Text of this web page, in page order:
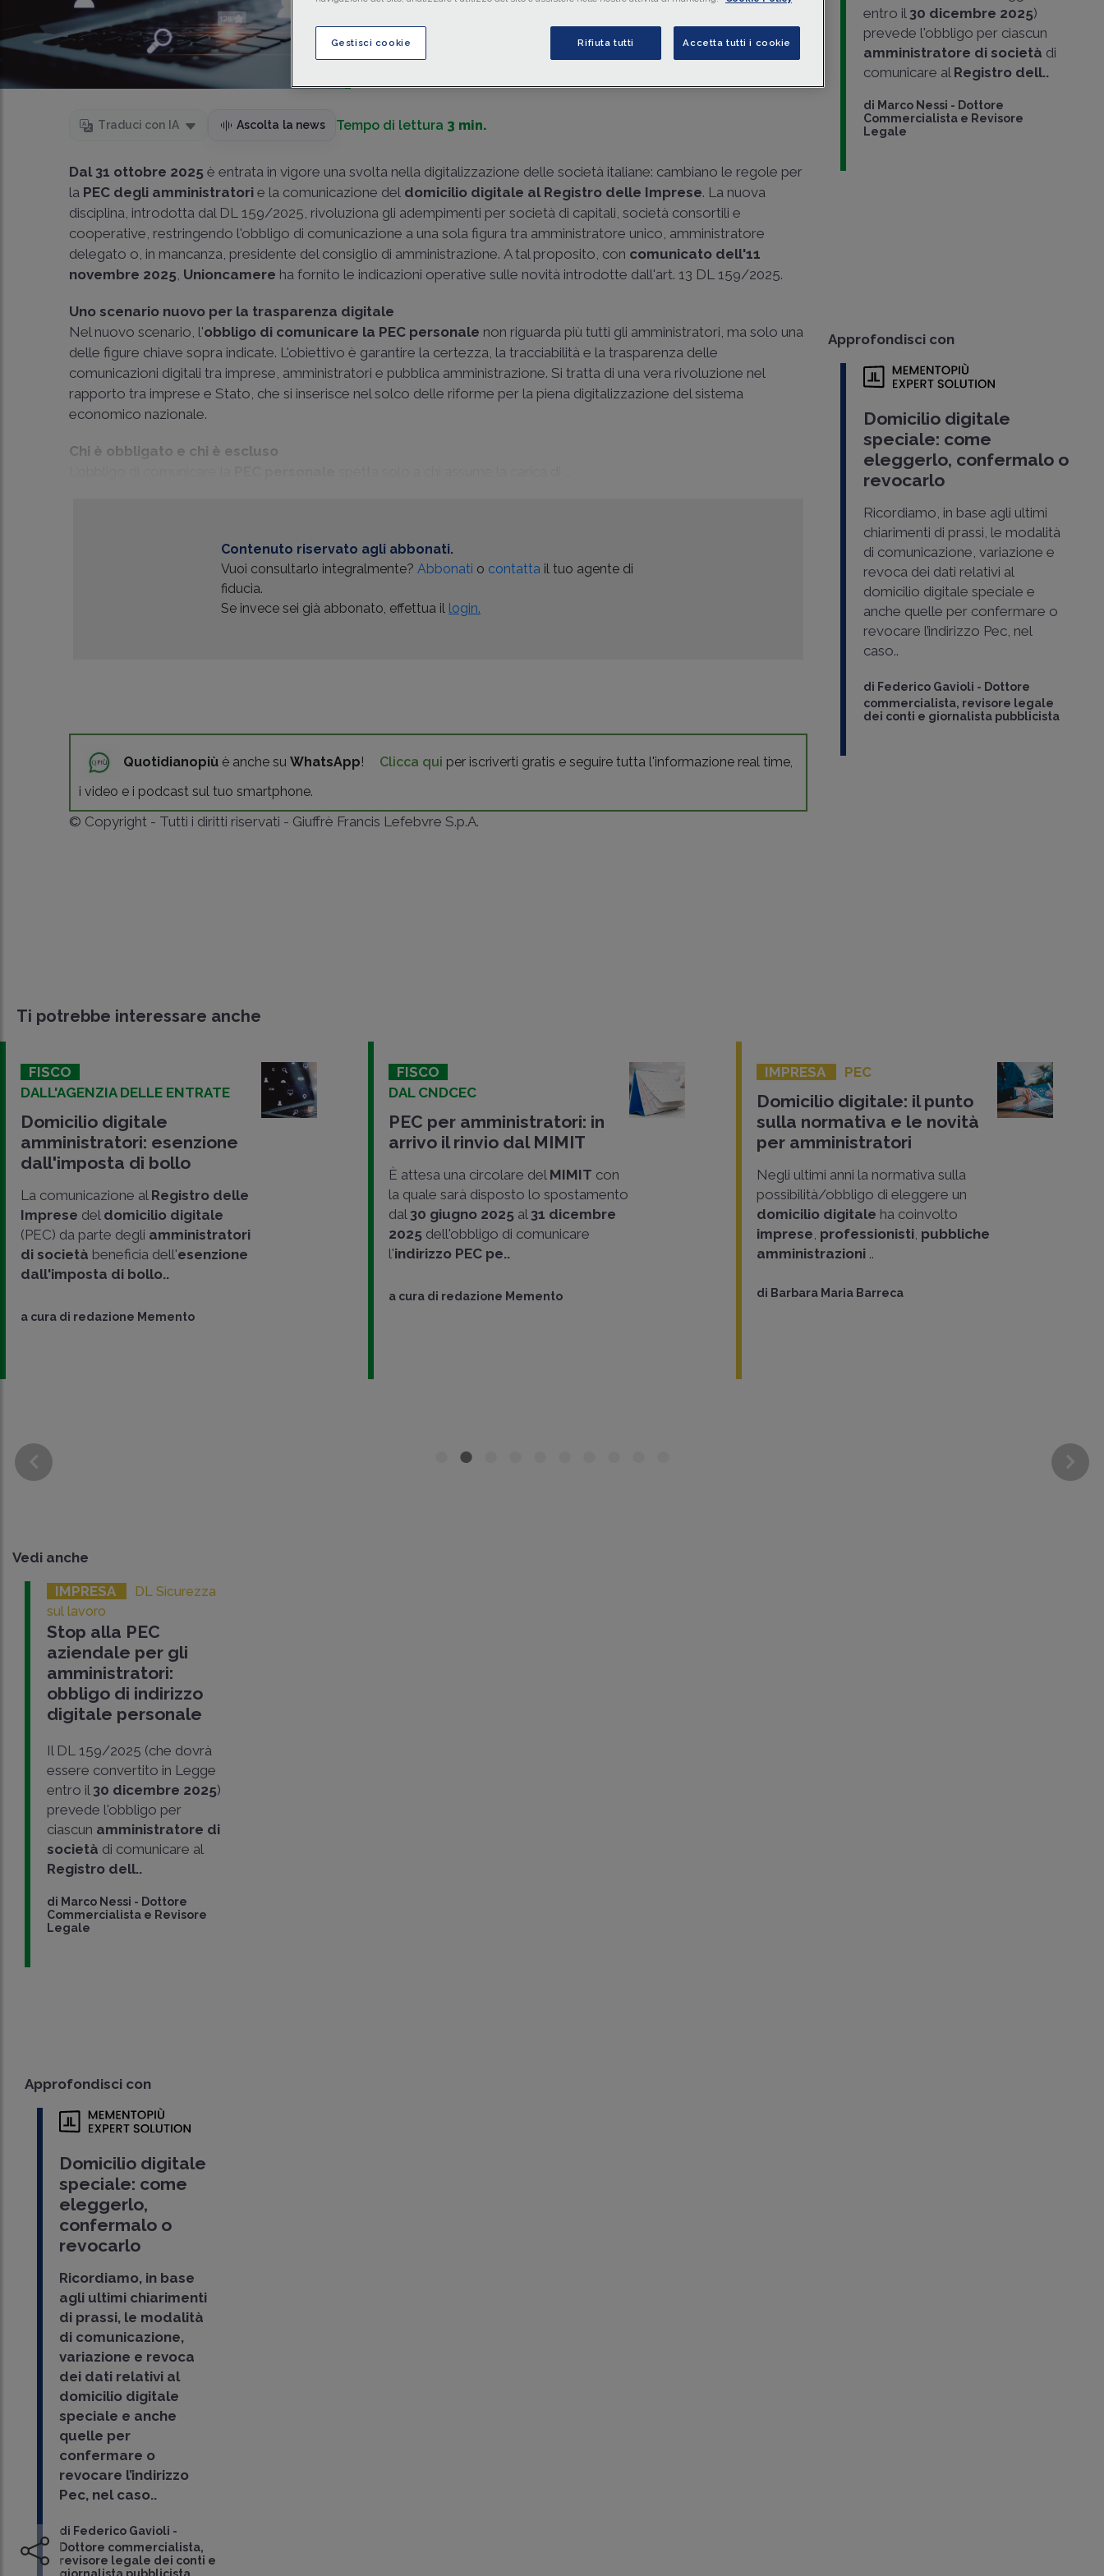
Com. 11 novembre 2025
ha fornito le indicazioni
operative sulle novità introdotte dall'art. 13 DL 159/2025.
diRosario Bello Avvocato tributarista
Traduci con IA Ascolta la news Tempo di lettura 3 min.
Dal 31 ottobre 2025 è entrata in vigore una svolta nella digitalizzazione delle società italiane: cambiano le regole per
la PEC degli amministratori e la comunicazione del domicilio digitale al Registro delle Imprese. La nuova
disciplina, introdotta dal DL 159/2025, rivoluziona gli adempimenti per società di capitali, società consortili e
cooperative, restringendo l'obbligo di comunicazione a una sola figura tra amministratore unico, amministratore
delegato o, in mancanza, presidente del consiglio di amministrazione. A tal proposito, con comunicato dell'11
novembre 2025, Unioncamere ha fornito le indicazioni operative sulle novità introdotte dall'art. 13 DL 159/2025.
Uno scenario nuovo per la trasparenza digitale
Nel nuovo scenario, l'obbligo di comunicare la PEC personale non riguarda più tutti gli amministratori, ma solo una
delle figure chiave sopra indicate. L'obiettivo è garantire la certezza, la tracciabilità e la trasparenza delle
comunicazioni digitali tra imprese, amministratori e pubblica amministrazione. Si tratta di una vera rivoluzione nel
rapporto tra imprese e Stato, che si inserisce nel solco delle riforme per la piena digitalizzazione del sistema
economico nazionale.
Chi è obbligato e chi è escluso
Contenuto riservato agli abbonati.
Vuoi consultarlo integralmente?Abbonati o contatta il tuo agente di
fiducia.
Se invece sei già abbonato, effettua il login.
Quotidianopiù è anche suWhatsApp! Clicca qui per iscriverti gratis e seguire tutta l'informazione real time,
i video e i podcast sul tuo smartphone.
© Copyright - Tutti i diritti riservati - Giuffrè Francis Lefebvre S.p.A.
entro il 30 dicembre 2025)
prevede l'obbligo per ciascun
amministratore di società di
comunicare al Registro dell..
di Marco Nessi - Dottore
Commercialista e Revisore
Legale
Approfondisci con
Domicilio digitale
speciale: come
eleggerlo, confermalo o
revocarlo
Ricordiamo, in base agli ultimi
chiarimenti di prassi, le modalità
di comunicazione, variazione e
revoca dei dati relativi al
domicilio digitale speciale e
anche quelle per confermare o
revocare l’indirizzo Pec, nel
caso..
di Federico Gavioli - Dottore
commercialista, revisore legale
dei conti e giornalista pubblicista
Ti potrebbe interessare anche
FISCO
DALL'AGENZIA DELLE ENTRATE
Domicilio digitale
amministratori: esenzione
dall'imposta di bollo
La comunicazione al Registro delle
Imprese del domicilio digitale
(PEC) da parte degli amministratori
di società beneficia dell'esenzione
dall'imposta di bollo..
a cura di redazione Memento
FISCO
DAL CNDCEC
PEC per amministratori: in
arrivo il rinvio dal MIMIT
È attesa una circolare del MIMIT con
la quale sarà disposto lo spostamento
dal 30 giugno 2025 al 31 dicembre
2025 dell'obbligo di comunicare
l'indirizzo PEC pe..
a cura di redazione Memento
IMPRESA PEC
Domicilio digitale: il punto
sulla normativa e le novità
per amministratori
Negli ultimi anni la normativa sulla
possibilità/obbligo di eleggere un
domicilio digitale ha coinvolto
imprese, professionisti, pubbliche
amministrazioni ..
di Barbara Maria Barreca
Vedi anche
IMPRESA
DL Sicurezza
sul lavoro
Stop alla PEC
aziendale per gli
amministratori:
obbligo di indirizzo
digitale personale
Il DL 159/2025 (che dovrà
essere convertito in Legge
entro il 30 dicembre 2025)
prevede l'obbligo per
ciascun amministratore di
società di comunicare al
Registro dell..
di Marco Nessi - Dottore
Commercialista e Revisore
Legale
Approfondisci con
Domicilio digitale
speciale: come
eleggerlo,
confermalo o
revocarlo
Ricordiamo, in base
agli ultimi chiarimenti
di prassi, le modalità
di comunicazione,
variazione e revoca
dei dati relativi al
domicilio digitale
speciale e anche
quelle per
confermare o
revocare l’indirizzo
Pec, nel caso..
di Federico Gavioli -
Dottore commercialista,
revisore legale dei conti e
Gestisci cookie Rifiuta tutti Accetta tutti i cookie